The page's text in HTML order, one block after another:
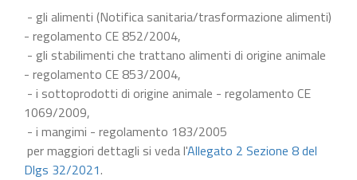
- gli alimenti (Notifica sanitaria/trasformazione alimenti)
- regolamento CE 852/2004,
- gli stabilimenti che trattano alimenti di origine animale
- regolamento CE 853/2004,
- i sottoprodotti di origine animale - regolamento CE
1069/2009,
- i mangimi - regolamento 183/2005
per maggiori dettagli si veda l'Allegato 2 Sezione 8 del
Dlgs 32/2021.